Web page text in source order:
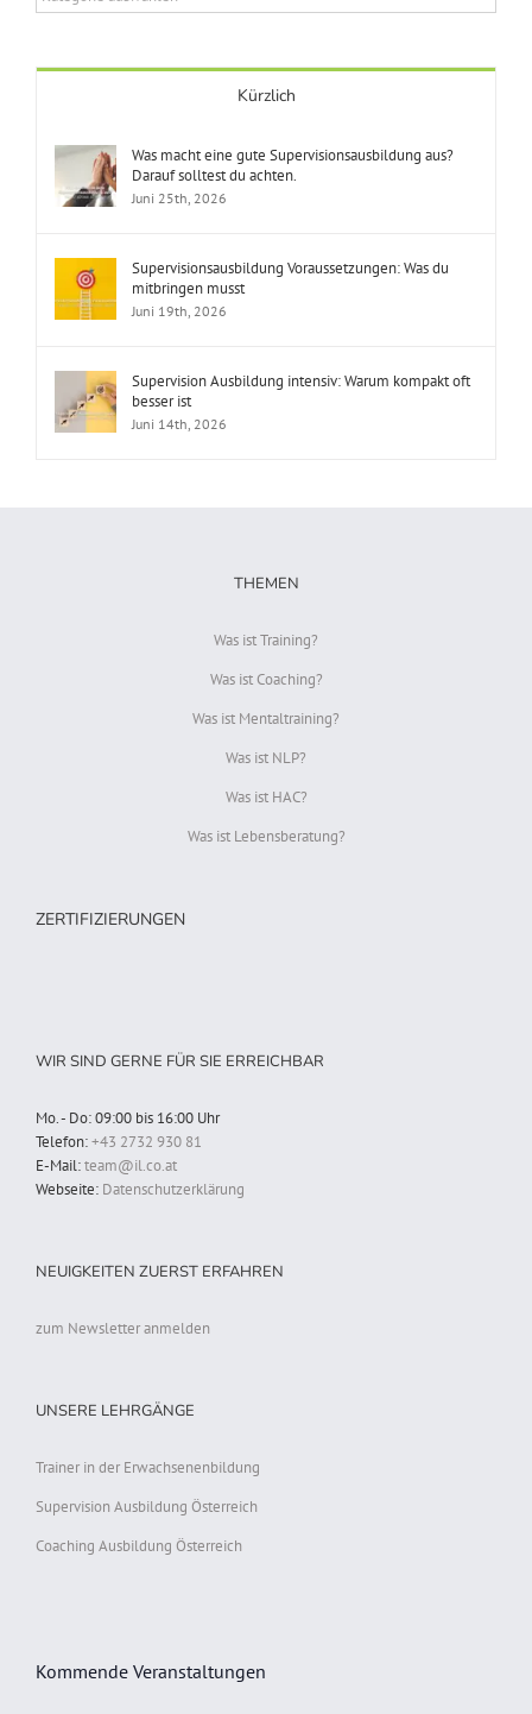
Kürzlich
Was macht eine gute Supervisionsausbildung aus?
Darauf solltest du achten.
Juni 25th, 2026
Supervisionsausbildung Voraussetzungen: Was du
mitbringen musst
Juni 19th, 2026
Supervision Ausbildung intensiv: Warum kompakt oft
besser ist
Juni 14th, 2026
THEMEN
Was ist Training?
Was ist Coaching?
Was ist Mentaltraining?
Was ist NLP?
Was ist HAC?
Was ist Lebensberatung?
ZERTIFIZIERUNGEN
WIR SIND GERNE FÜR SIE ERREICHBAR
Mo. - Do: 09:00 bis 16:00 Uhr
Telefon:+43 2732 930 81
E-Mail:team@il.co.at
Webseite: Datenschutzerklärung
NEUIGKEITEN ZUERST ERFAHREN
zum Newsletter anmelden
UNSERE LEHRGÄNGE
Trainer in der Erwachsenenbildung
Supervision Ausbildung Österreich
Coaching Ausbildung Österreich
Kommende Veranstaltungen